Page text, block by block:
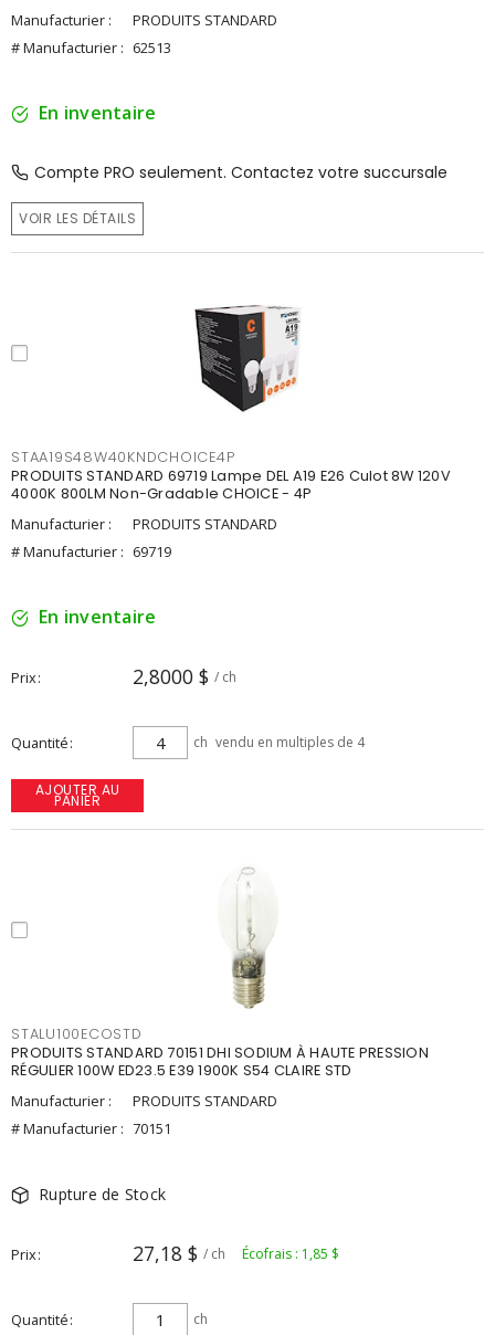
Manufacturier :
PRODUITS STANDARD
# Manufacturier : 62513
En inventaire
Compte PRO seulement. Contactez votre succursale
VOIR LES DÉTAILS
STAA19S48W40KNDCHOICE4P
PRODUITS STANDARD 69719 Lampe DEL A19 E26 Culot 8W 120V
4000K 800LM Non-Gradable CHOICE - 4P
Manufacturier :
PRODUITS STANDARD
# Manufacturier : 69719
En inventaire
Prix 2,8000 $ / ch
Quantité ch vendu en multiples de 4
AJOUTER AU
PANIER
STALU100ECOSTD
PRODUITS STANDARD 70151 DHI SODIUM À HAUTE PRESSION
RÉGULIER 100W ED23.5 E39 1900K S54 CLAIRE STD
Manufacturier :
PRODUITS STANDARD
# Manufacturier : 70151
Rupture de Stock
Prix 27,18 $ / ch Écofrais : 1,85 $
Quantité ch